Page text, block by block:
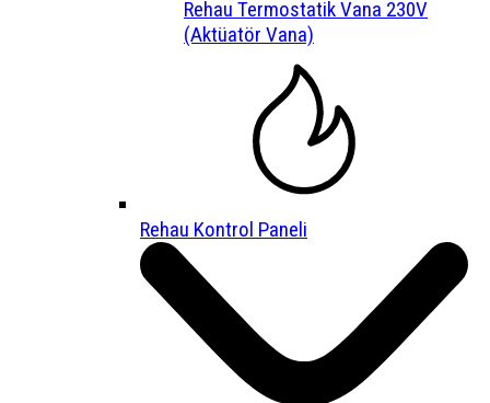
Rehau Termostatik Vana 230V
(Aktüatör Vana)
Rehau Kontrol Paneli